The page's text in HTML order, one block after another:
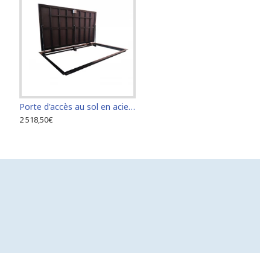
Porte d'accès au sol en acier dimension 100 cm x 230 cm "H"
2 518,50€